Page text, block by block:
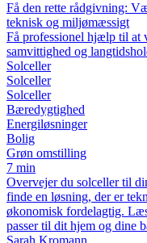
Få den rette rådgivning:
teknisk og miljømæssigt
Få professionel hjælp til at
samvittighed og
Solceller
Solceller
Solceller
Bæredygtighed
Energiløsninger
Bolig
Grøn omstilling
7 min
Overvejer du solceller til
finde en løsning, der er
økonomisk fordelagtig.
passer til dit hjem og dine